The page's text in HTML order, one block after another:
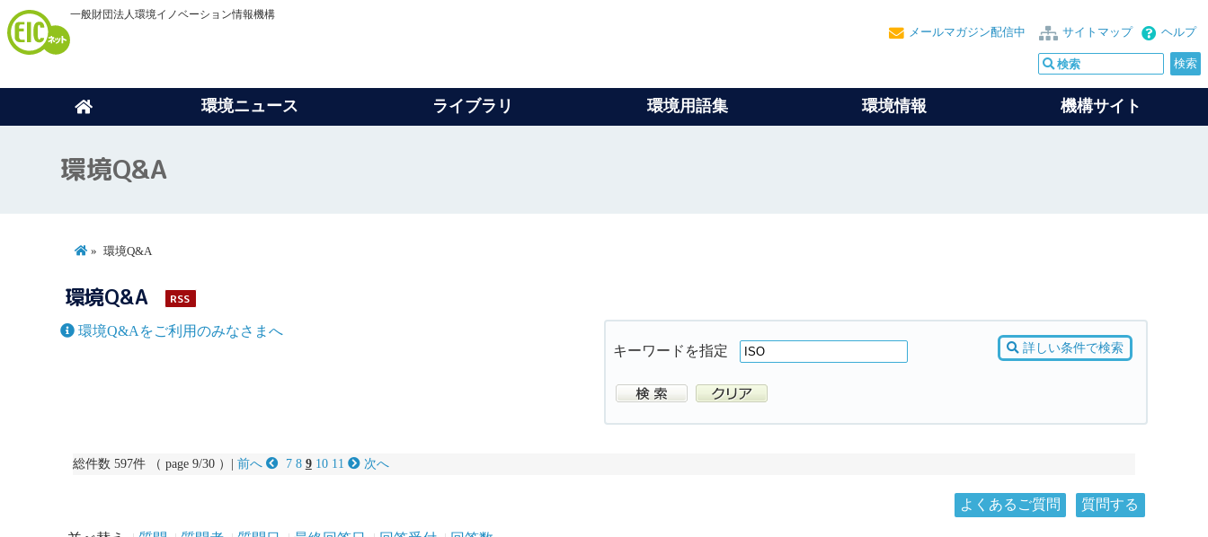
一般財団法人環境イノベーション情報機構
ヘルプ
サイトマップ
メールマガジン配信中
環境ニュース ライブラリ 環境用語集 環境情報 機構サイト
環境Q&A
環境Q&A
環境Q&A RSS
キーワードを指定 詳しい条件で検索
環境Q&Aをご利用のみなさまへ
総件数 597件 （ page 9/30 ）| 前へ 7 8 9 10 11 次へ
よくあるご質問 質問する